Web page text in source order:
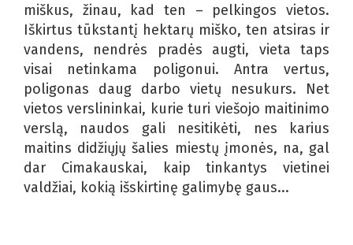
miškus, žinau, kad ten – pelkingos vietos.
Iškirtus tūkstantį hektarų miško, ten atsiras ir
vandens, nendrės pradės augti, vieta taps
visai netinkama poligonui. Antra vertus,
poligonas daug darbo vietų nesukurs. Net
vietos verslininkai, kurie turi viešojo maitinimo
verslą, naudos gali nesitikėti, nes karius
maitins didžiųjų šalies miestų įmonės, na, gal
dar Cimakauskai, kaip tinkantys vietinei
valdžiai, kokią išskirtinę galimybę gaus...